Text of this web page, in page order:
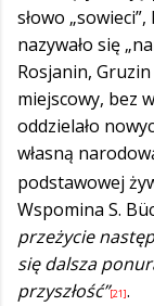
słowo
nazywało się
Rosjanin,
miejscowy, bez
oddzielało
własną
podstawowej
Wspomina S.
przeżycie
się dalsza
przyszłość”[21].